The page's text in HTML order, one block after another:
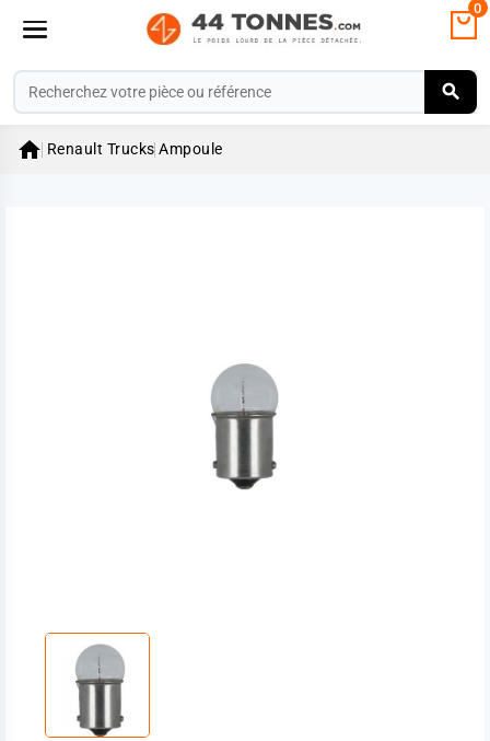
0
 Renault Trucks Ampoule